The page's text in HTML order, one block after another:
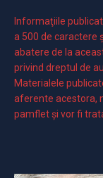
Informaţiile
a 500 de caractere
abatere de la
privind dreptul de
Materialele
aferente acestora,
pamflet și vor fi